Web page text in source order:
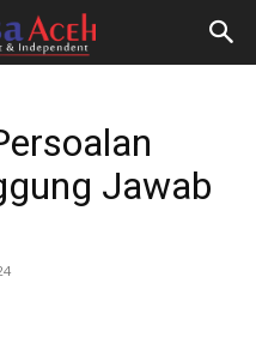
Jawab